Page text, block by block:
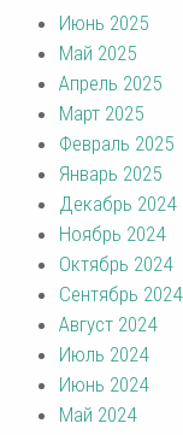
Июнь 2025
Май 2025
Апрель 2025
Март 2025
Февраль 2025
Январь 2025
Декабрь 2024
Ноябрь 2024
Октябрь 2024
Сентябрь 2024
Август 2024
Июль 2024
Июнь 2024
Май 2024